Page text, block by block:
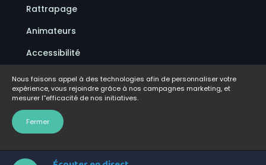
Rattrapage
Animateurs
Accessibilité
Politique de confidentialité
Conditions d'utilisation
FAQ
Nous faisons appel à des technologies afin de personnaliser votre
expérience, vous rejoindre grâce à nos campagnes marketing, et
mesurer l''efficacité de nos initiatives.
Fermer